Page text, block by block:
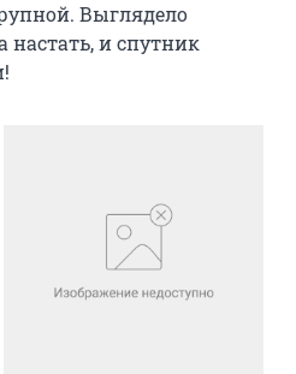
Выглядело
настать, и спутник